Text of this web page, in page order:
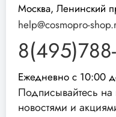
Москва, Ленинский
help@cosmopro-
Ежедневно с 10:00
Подписывайтесь
новостями и